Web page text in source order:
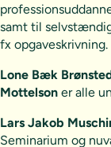
samt til
fx opgaveskrivning.
Lone Bæk
Mottelson er alle
Lars Jakob
Seminarium og